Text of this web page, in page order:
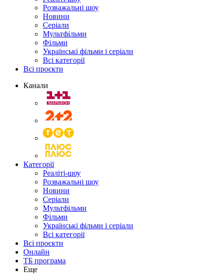
Розважальні шоу
Новини
Серіали
Мультфільми
Фільми
Українські фільми і серіали
Всі категорії
Всі проєкти
Канали
Категорії
Реаліті-шоу
Розважальні шоу
Новини
Серіали
Мультфільми
Фільми
Українські фільми і серіали
Всі категорії
Всі проєкти
Онлайн
ТБ програма
Еще